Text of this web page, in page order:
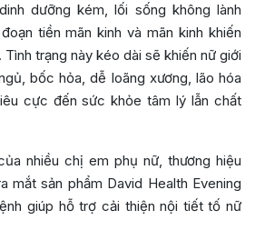
dưỡng kém, lối sống không lành
tiền mãn kinh và mãn kinh khiến
trạng này kéo dài sẽ khiến nữ giới
bốc hỏa, dễ loãng xương, lão hóa
cực đến sức khỏe tâm lý lẫn chất
nhiều chị em phụ nữ, thương hiệu
mắt sản phẩm David Health Evening
giúp hỗ trợ cải thiện nội tiết tố nữ